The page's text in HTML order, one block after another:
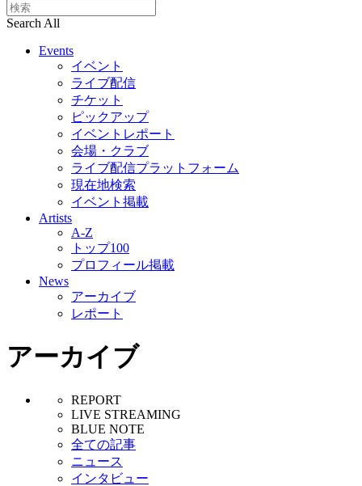
Search All
Events
イベント
ライブ配信
チケット
ピックアップ
イベントレポート
会場・クラブ
ライブ配信プラットフォーム
現在地検索
イベント掲載
Artists
A-Z
トップ100
プロフィール掲載
News
アーカイブ
レポート
アーカイブ
REPORT
LIVE STREAMING
BLUE NOTE
全ての記事
ニュース
インタビュー